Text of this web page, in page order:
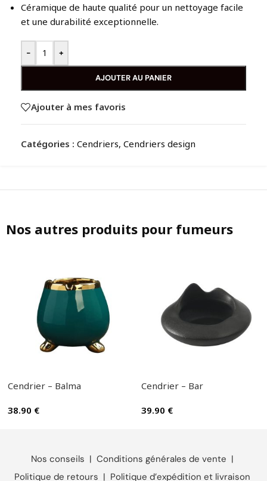
Céramique de haute qualité pour un nettoyage facile
et une durabilité exceptionnelle.
- +
AJOUTER AU PANIER
Ajouter à mes favoris
Catégories : Cendriers, Cendriers design
Nos autres produits pour fumeurs
Cendrier – Balma
38.90 €
Cendrier – Bar
39.90 €
Nos conseils | Conditions générales de vente |
Politique de retours | Politique d’expédition et livraison